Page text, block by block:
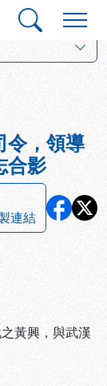
令，領導
合影
連結
黃興，與武漢